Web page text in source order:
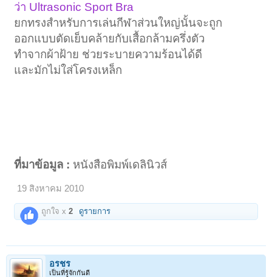
ว่า Ultrasonic Sport Bra
ยกทรงสำหรับการเล่นกีฬาส่วนใหญ่นั้นจะถูก
ออกแบบตัดเย็บคล้ายกับเสื้อกล้ามครึ่งตัว
ทำจากผ้าฝ้าย ช่วยระบายความร้อนได้ดี
และมักไม่ใส่โครงเหล็ก
ที่มาข้อมูล : หนังสือพิมพ์เดลินิวส์
19 สิงหาคม 2010
ถูกใจ x2 ดูรายการ
อรชร
เป็นที่รู้จักกันดี